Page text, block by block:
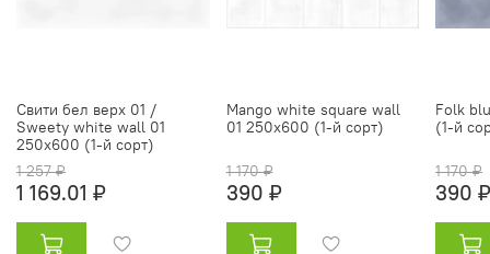
Свити бел верх 01 /
Sweety white wall 01
250х600 (1-й сорт)
1 257 ₽
1 169.01 ₽
Mango white square wall
01 250х600 (1-й сорт)
1 170 ₽
390 ₽
Folk
(1-й
1 170 ₽
390 ₽